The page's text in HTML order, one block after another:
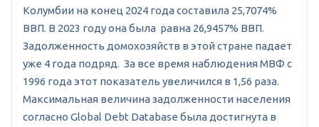
Колумбии на конец 2024 года составила 25,7074%
ВВП. В 2023 году она была равна 26,9457% ВВП.
Задолженность домохозяйств в этой стране падает
уже 4 года подряд. За все время наблюдения МВФ с
1996 года этот показатель увеличился в 1,56 раза.
Максимальная величина задолженности населения
согласно Global Debt Database была достигнута в